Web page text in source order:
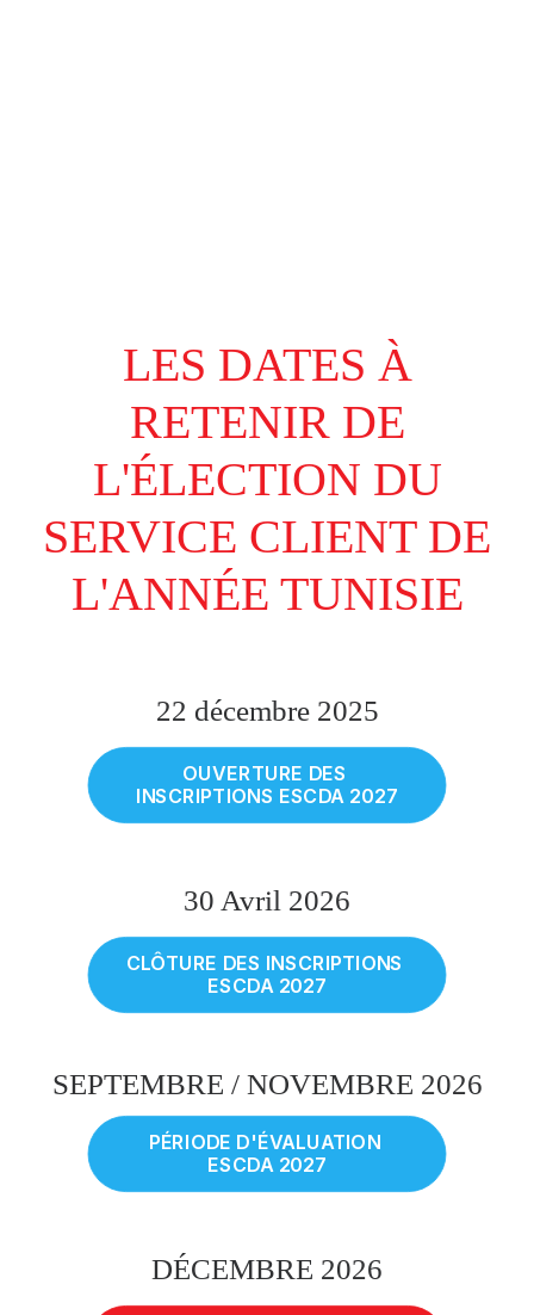
LES DATES À
RETENIR DE
L'ÉLECTION DU
SERVICE CLIENT DE
L'ANNÉE TUNISIE
22 décembre 2025
OUVERTURE DES
INSCRIPTIONS ESCDA 2027
30 Avril 2026
CLÔTURE DES INSCRIPTIONS
ESCDA 2027
SEPTEMBRE / NOVEMBRE 2026
PÉRIODE D'ÉVALUATION
ESCDA 2027
DÉCEMBRE 2026